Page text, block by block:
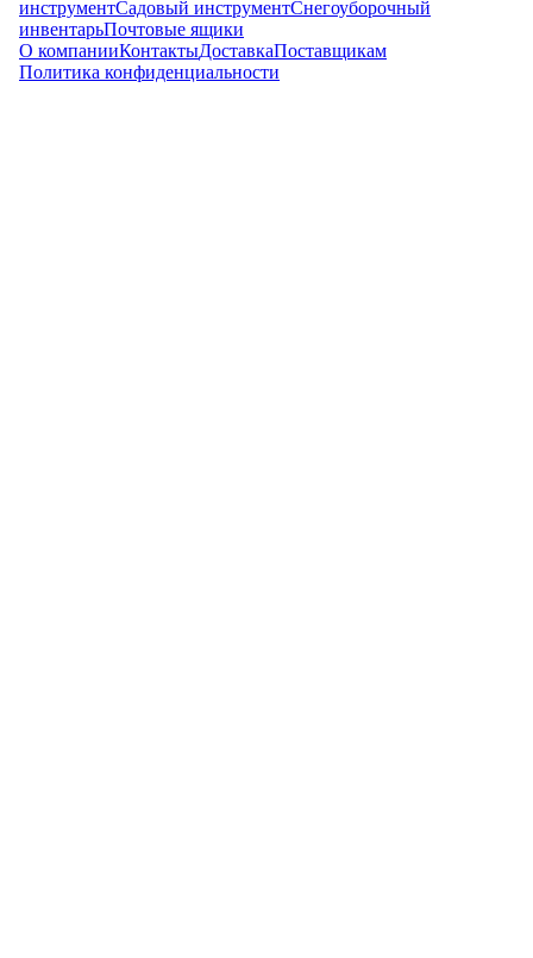
инструментСадовый инструментСнегоуборочный
инвентарьПочтовые ящики
О компанииКонтактыДоставкаПоставщикам
Политика конфиденциальности